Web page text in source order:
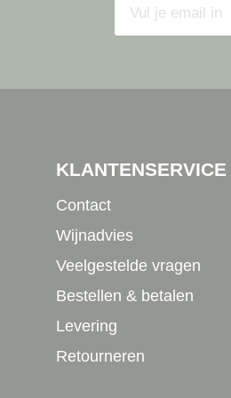
KLANTENSERVICE
Contact
Wijnadvies
Veelgestelde vragen
Bestellen & betalen
Levering
Retourneren